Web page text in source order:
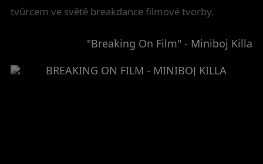
tvůrcem ve světě breakdance filmové tvorby.
"Breaking On Film" - Miniboj Killa